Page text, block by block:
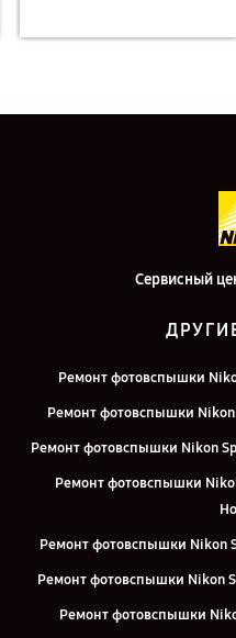
Сервисный
Ремонт фотовспышки
Ремонт фотовспышки Nikon
Ремонт фотовспышки Nikon
Ремонт фотовспышки
Ремонт фотовспышки Nikon
Ремонт фотовспышки Nikon
Ремонт фотовспышки